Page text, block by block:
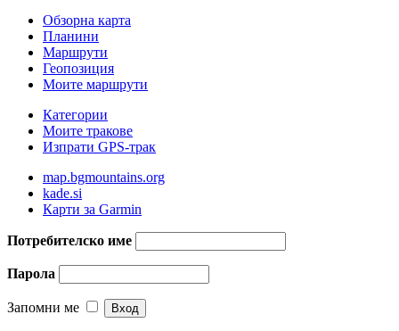
Обзорна карта
Планини
Маршрути
Геопозиция
Моите маршрути
Категории
Моите тракове
Изпрати GPS-трак
map.bgmountains.org
kade.si
Карти за Garmin
Потребителско име
Парола
Запомни ме